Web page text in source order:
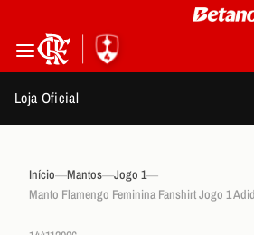
Loja Oficial
Início Mantos
Jogo 1
Manto Flamengo Feminina Fanshirt Jogo 1